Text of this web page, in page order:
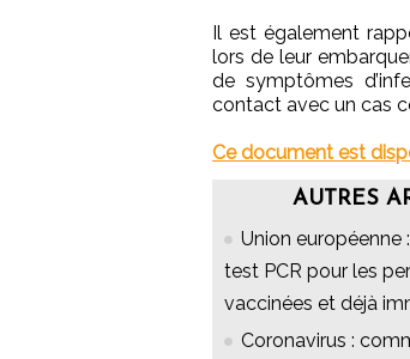
Il est également
lors de leur
de symptômes
contact avec un cas
Ce document est
AUTRES
Union européenne
test PCR pour les
vaccinées et déjà
Coronavirus :